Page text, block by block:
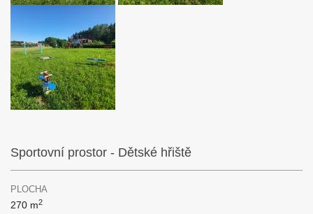
Sportovní prostor - Dětské hřiště
PLOCHA
270 m2